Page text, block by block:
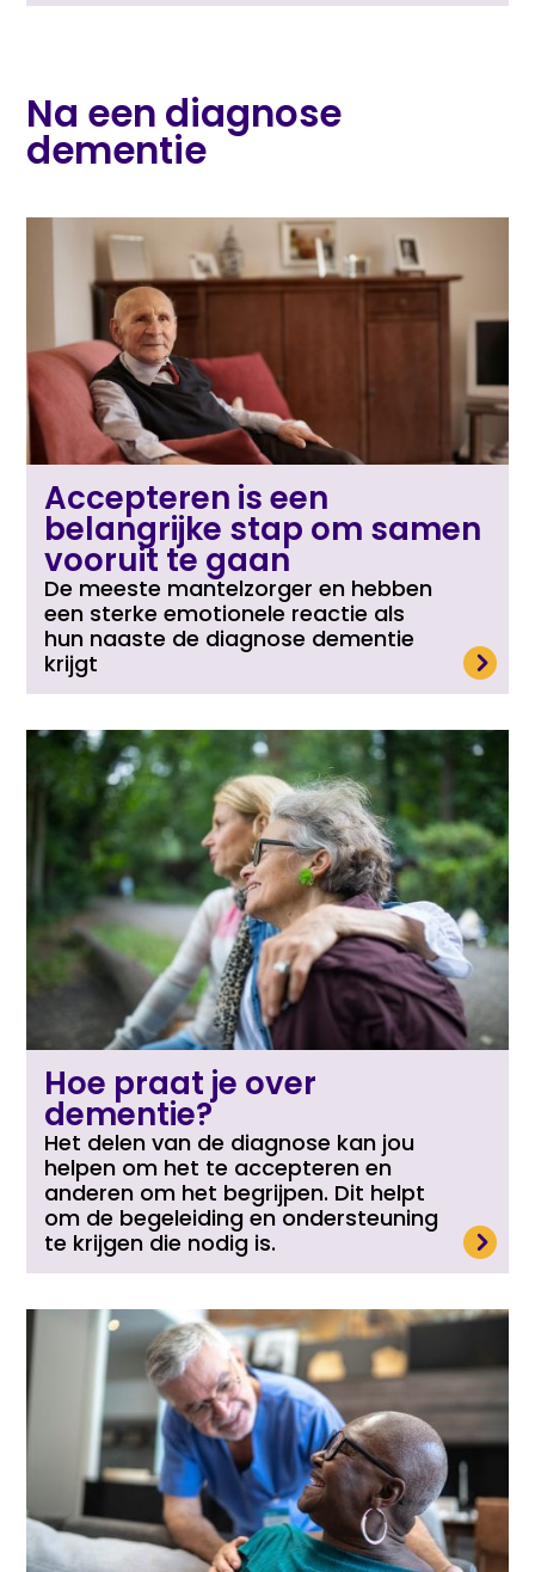
Na een diagnose
dementie
Accepteren is een
belangrijke stap om samen
vooruit te gaan
De meeste mantelzorger en hebben
een sterke emotionele reactie als
hun naaste de diagnose dementie
krijgt
Hoe praat je over
dementie?
Het delen van de diagnose kan jou
helpen om het te accepteren en
anderen om het begrijpen. Dit helpt
om de begeleiding en ondersteuning
te krijgen die nodig is.
Lees meer